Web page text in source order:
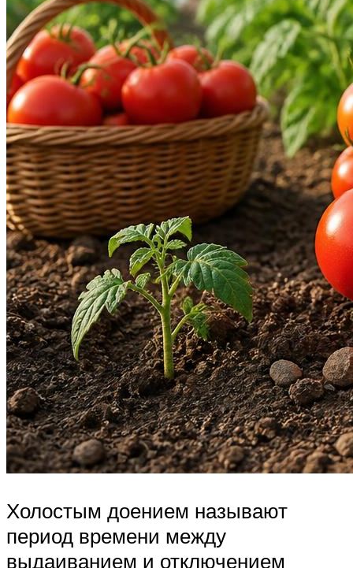
Холостым доением называют
период времени между
выдаиванием и отключением